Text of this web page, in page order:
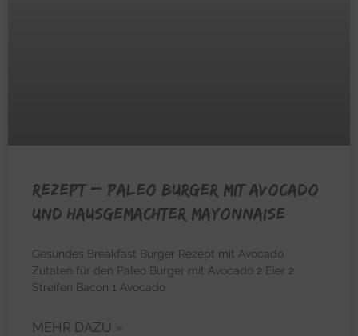
REZEPT – Paleo Burger mit Avocado
und hausgemachter Mayonnaise
Gesundes Breakfast Burger Rezept mit Avocado
Zutaten für den Paleo Burger mit Avocado 2 Eier 2
Streifen Bacon 1 Avocado
MEHR DAZU »